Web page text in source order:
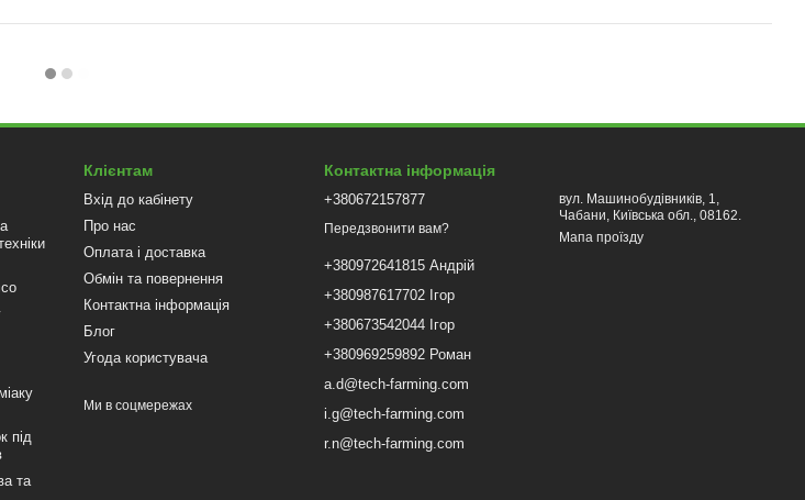
під
та
Клієнтам
Вхід до кабінету
Про нас
Оплата і доставка
Обмін та повернення
Контактна інформація
Блог
Угода користувача
Ми в соцмережах
Контактна інформація
+380672157877
Передзвонити вам?
+380972641815 Андрій
+380987617702 Ігор
+380673542044 Ігор
+380969259892 Роман
a.d@tech-farming.com
i.g@tech-farming.com
r.n@tech-farming.com
вул. Машинобудівників, 1,
Чабани, Київська обл., 08162.
Мапа проїзду